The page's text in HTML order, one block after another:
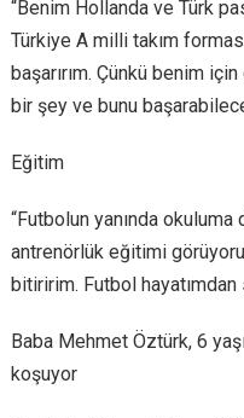
“Benim Hollanda ve Türk
Türkiye A milli takım
başarırım. Çünkü benim
bir şey ve bunu
Eğitim
“Futbolun yanında
antrenörlük eğitimi
bitiririm. Futbol
Baba Mehmet Öztürk, 6
koşuyor